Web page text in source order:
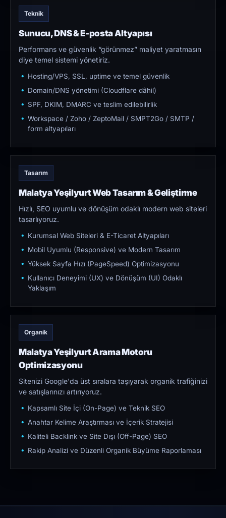
Teknik
Sunucu, DNS & E-posta Altyapısı
Performans ve güvenlik “görünmez” maliyet yaratmasın
diye temel sistemi yönetiriz.
Hosting/VPS, SSL, uptime ve temel güvenlik
Domain/DNS yönetimi (Cloudflare dâhil)
SPF, DKIM, DMARC ve teslim edilebilirlik
Workspace / Zoho / ZeptoMail / SMPT2Go / SMTP /
form altyapıları
Tasarım
Malatya Yeşilyurt Web Tasarım & Geliştirme
Hızlı, SEO uyumlu ve dönüşüm odaklı modern web siteleri
tasarlıyoruz.
Kurumsal Web Siteleri & E-Ticaret Altyapıları
Mobil Uyumlu (Responsive) ve Modern Tasarım
Yüksek Sayfa Hızı (PageSpeed) Optimizasyonu
Kullanıcı Deneyimi (UX) ve Dönüşüm (UI) Odaklı
Yaklaşım
Organik
Malatya Yeşilyurt Arama Motoru
Optimizasyonu
Sitenizi Google'da üst sıralara taşıyarak organik trafiğinizi
ve satışlarınızı artırıyoruz.
Kapsamlı Site İçi (On-Page) ve Teknik SEO
Anahtar Kelime Araştırması ve İçerik Stratejisi
Kaliteli Backlink ve Site Dışı (Off-Page) SEO
Rakip Analizi ve Düzenli Organik Büyüme Raporlaması